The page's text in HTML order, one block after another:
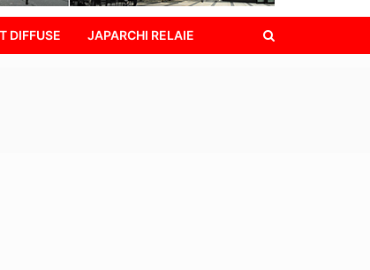
DIFFUSE JAPARCHI RELAIE